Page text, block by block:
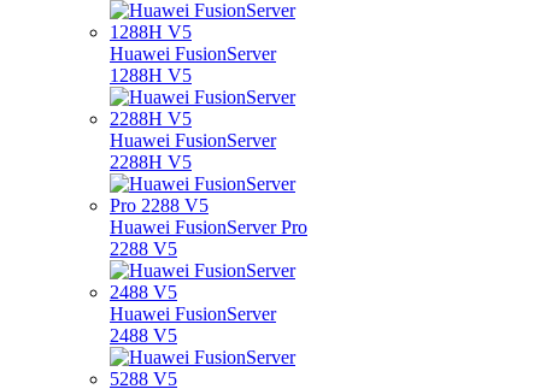
Huawei FusionServer
1288H V5
Huawei FusionServer
2288H V5
Huawei FusionServer Pro
2288 V5
Huawei FusionServer
2488 V5